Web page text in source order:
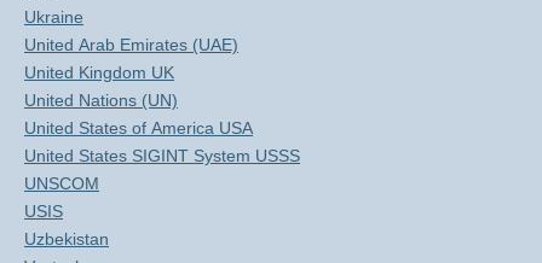
Ukraine
United Arab Emirates (UAE)
United Kingdom UK
United Nations (UN)
United States of America USA
United States SIGINT System USSS
UNSCOM
USIS
Uzbekistan